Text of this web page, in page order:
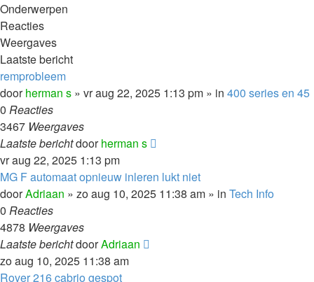
Onderwerpen
Reacties
Weergaves
Laatste bericht
remprobleem
doorherman s » vr aug 22, 2025 1:13 pm » in 400 series en 45
0 Reacties
3467 Weergaves
Laatste berichtdoorherman s
vr aug 22, 2025 1:13 pm
MG F automaat opnieuw inleren lukt niet
doorAdriaan » zo aug 10, 2025 11:38 am » in Tech Info
0 Reacties
4878 Weergaves
Laatste berichtdoorAdriaan
zo aug 10, 2025 11:38 am
Rover 216 cabrio gespot